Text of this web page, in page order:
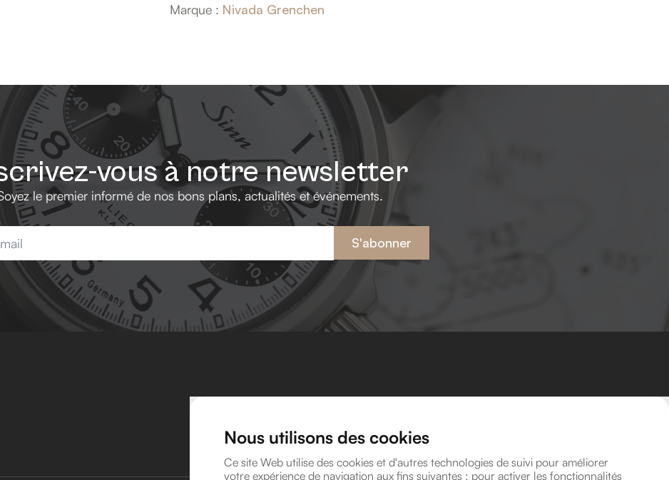
Nous utilisons des cookies
Ce site Web utilise des cookies et d'autres technologies de suivi pour améliorer
votre expérience de navigation aux fins suivantes : pour activer les fonctionnalités
Marque : Nivada Grenchen
vous à notre newsletter
le premier informé de nos bons plans, actualités et événements.
S'abonner
Avenue Léonard de Vinci 8A, 1300 Wavre
TVA BE 1016.118.946